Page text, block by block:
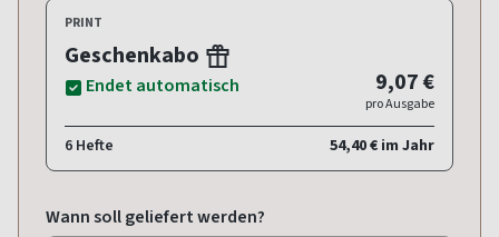
PRINT
Geschenkabo
Endet automatisch 9,07 €
pro Ausgabe
6 Hefte 54,40 € im Jahr
Wann soll geliefert werden?